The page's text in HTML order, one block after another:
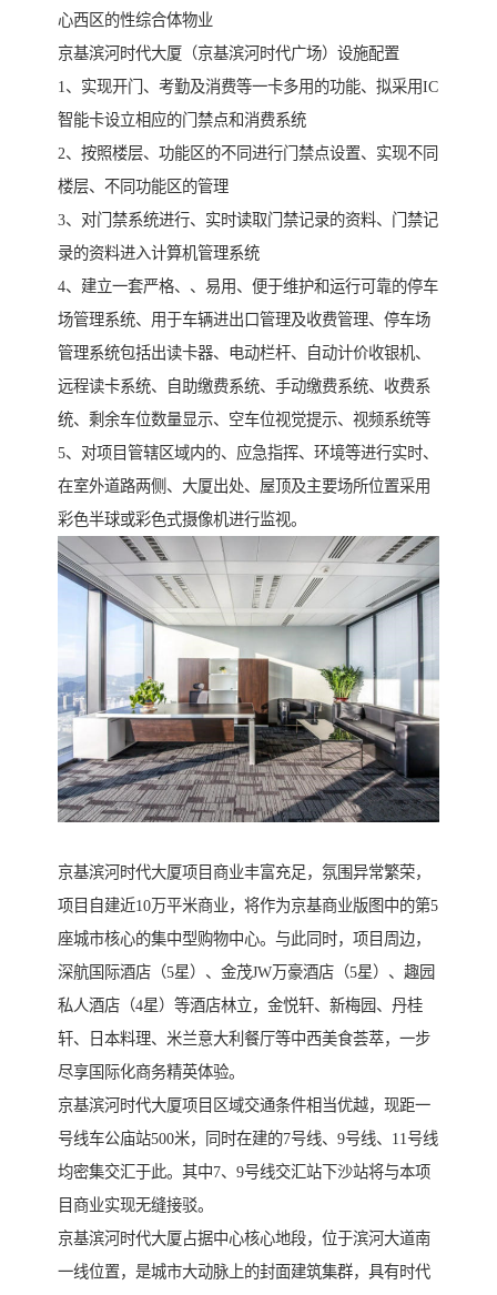
心西区的性综合体物业
京基滨河时代大厦（京基滨河时代广场）设施配置
1、实现开门、考勤及消费等一卡多用的功能、拟采用IC
智能卡设立相应的门禁点和消费系统
2、按照楼层、功能区的不同进行门禁点设置、实现不同
楼层、不同功能区的管理
3、对门禁系统进行、实时读取门禁记录的资料、门禁记
录的资料进入计算机管理系统
4、建立一套严格、、易用、便于维护和运行可靠的停车
场管理系统、用于车辆进出口管理及收费管理、停车场
管理系统包括出读卡器、电动栏杆、自动计价收银机、
远程读卡系统、自助缴费系统、手动缴费系统、收费系
统、剩余车位数量显示、空车位视觉提示、视频系统等
5、对项目管辖区域内的、应急指挥、环境等进行实时、
在室外道路两侧、大厦出处、屋顶及主要场所位置采用
彩色半球或彩色式摄像机进行监视。
京基滨河时代大厦项目商业丰富充足，氛围异常繁荣，
项目自建近10万平米商业，将作为京基商业版图中的第5
座城市核心的集中型购物中心。与此同时，项目周边，
深航国际酒店（5星）、金茂JW万豪酒店（5星）、趣园
私人酒店（4星）等酒店林立，金悦轩、新梅园、丹桂
轩、日本料理、米兰意大利餐厅等中西美食荟萃，一步
尽享国际化商务精英体验。
京基滨河时代大厦项目区域交通条件相当优越，现距一
号线车公庙站500米，同时在建的7号线、9号线、11号线
均密集交汇于此。其中7、9号线交汇站下沙站将与本项
目商业实现无缝接驳。
京基滨河时代大厦占据中心核心地段，位于滨河大道南
一线位置，是城市大动脉上的封面建筑集群，具有时代